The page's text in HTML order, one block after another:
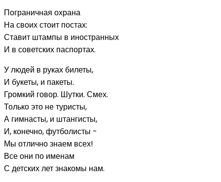
Пограничная охрана
На своих стоит постах:
Ставит штампы в иностранных
И в советских паспортах.
У людей в руках билеты,
И букеты, и пакеты.
Громкий говор. Шутки. Смех.
Только это не туристы,
А гимнасты, и штангисты,
И, конечно, футболисты -
Мы отлично знаем всех!
Все они по именам
С детских лет знакомы нам.